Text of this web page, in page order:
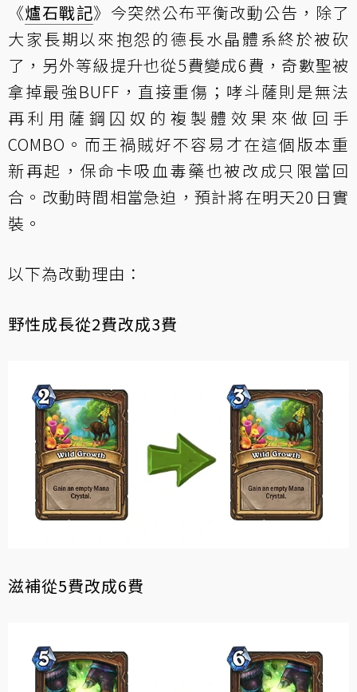
《爐石戰記》今突然公布平衡改動公告，除了
大家長期以來抱怨的德長水晶體系終於被砍
了，另外等級提升也從5費變成6費，奇數聖被
拿掉最強BUFF，直接重傷；哮斗薩則是無法
再利用薩鋼囚奴的複製體效果來做回手
COMBO。而王禍賊好不容易才在這個版本重
新再起，保命卡吸血毒藥也被改成只限當回
合。改動時間相當急迫，預計將在明天20日實
裝。
以下為改動理由：
野性成長從2費改成3費
滋補從5費改成6費